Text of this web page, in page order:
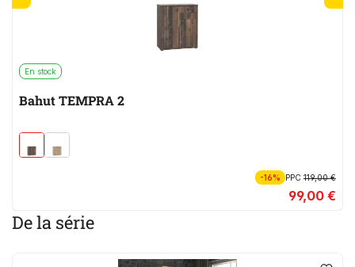
En stock
Bahut TEMPRA 2
-16% PPC119,00 €
99,00 €
De la série